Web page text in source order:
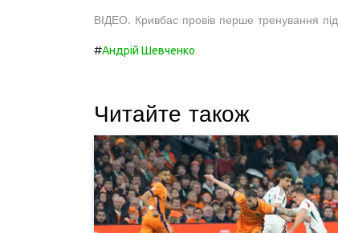
ВІДЕО. Кривбас провів перше тренування
#Андрій Шевченко
Читайте також